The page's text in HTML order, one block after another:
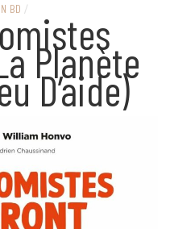
BD /
Planète
D’aide)